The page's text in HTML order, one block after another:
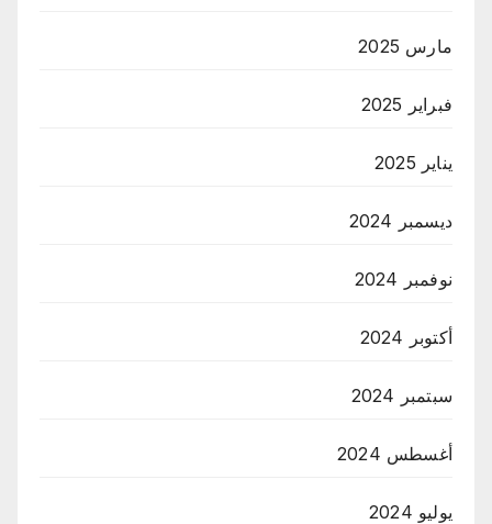
مارس 2025
فبراير 2025
يناير 2025
ديسمبر 2024
نوفمبر 2024
أكتوبر 2024
سبتمبر 2024
أغسطس 2024
يوليو 2024